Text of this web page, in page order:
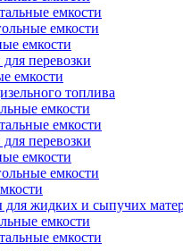
емкости
емкости
емкости
перевозки
емкости
топлива
емкости
емкости
перевозки
емкости
емкости
для жидких и сыпучих
емкости
емкости